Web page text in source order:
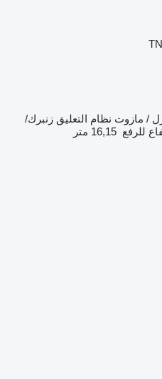
/ مازوت نظام التعليق زنبرك/
للرفع 16,15 متر